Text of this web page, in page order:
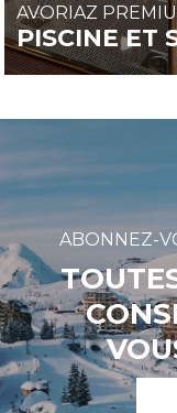
AVORIAZ
PISCINE ET
ABONNEZ-